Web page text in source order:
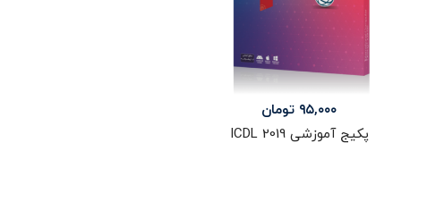
۹۵,۰۰۰ تومان
پکیج آموزشی ICDL 2019